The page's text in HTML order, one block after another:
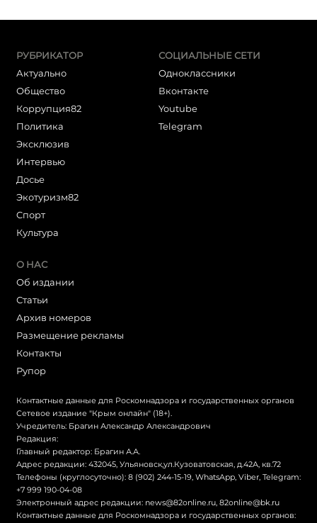
РУБРИКАТОР
Актуально
Общество
Коррупция82
Политика
Эксклюзив
Интервью
Досье
Экотуризм82
Cпорт
Культура
СОЦИАЛЬНЫЕ СЕТИ
Одноклассники
Вконтакте
Youtube
Telegram
О НАС
Об издании
Статьи
Архив номеров
Размещение рекламы
Контакты
Рупор
Контактные данные для Роскомнадзора и государственных органов
Сетевое издание "Крым онлайн" (18+).
Учредитель: Брагин Александр Александрович
Редакция:
Главный редактор: Брагин А.А.
Адрес редакции: 432045, Ульяновск,ул.Кузоватовская, д.42А, кв.72
Телефоны (круглосуточно): 8 (902) 244-15-19, WhatsApp, Viber, Telegram:
+7 999 190-04-08
Электронный адрес редакции: news@82online.ru 82online@bk.ru
Контактные данные для Роскомнадзора и государственных органов: